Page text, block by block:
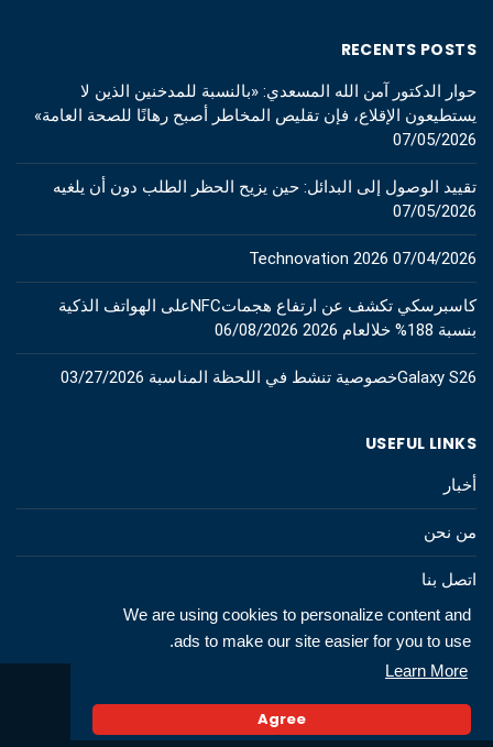
We are using cookies to personalize content and
ads to make our site easier for you to use.
Learn More
Agree
RECENTS POSTS
حوار الدكتور آمن الله المسعدي: «بالنسبة للمدخنين الذين لا
يستطيعون الإقلاع، فإن تقليص المخاطر أصبح رهانًا للصحة العامة»
07/05/2026
تقييد الوصول إلى البدائل: حين يزيح الحظر الطلب دون أن يلغيه
07/05/2026
Technovation 2026 07/04/2026
كاسبرسكي تكشف عن ارتفاع هجماتNFCعلى الهواتف الذكية
بنسبة 188% خلالعام 2026
06/08/2026
Galaxy S26خصوصية تنشط في اللحظة المناسبة 03/27/2026
USEFUL LINKS
أخبار
من نحن
اتصل بنا
© 2026 All rights to technews.tn